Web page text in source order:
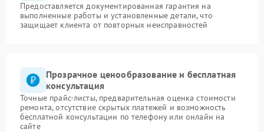
Предоставляется документированная гарантия на
выполненные работы и установленные детали, что
защищает клиента от повторных неисправностей
Прозрачное ценообразование и бесплатная
консультация
Точные прайс-листы, предварительная оценка стоимости
ремонта, отсутствие скрытых платежей и возможность
бесплатной консультации по телефону или онлайн на
сайте